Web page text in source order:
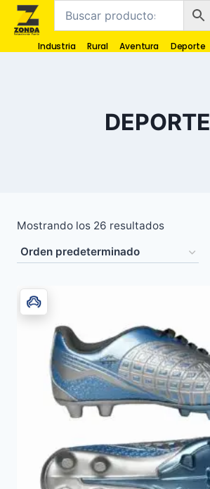
Industria Rural Aventura Deporte
DEPORTE
Mostrando los 26 resultados